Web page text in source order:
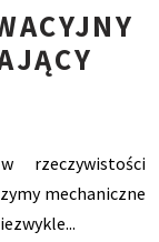
mechaniczne